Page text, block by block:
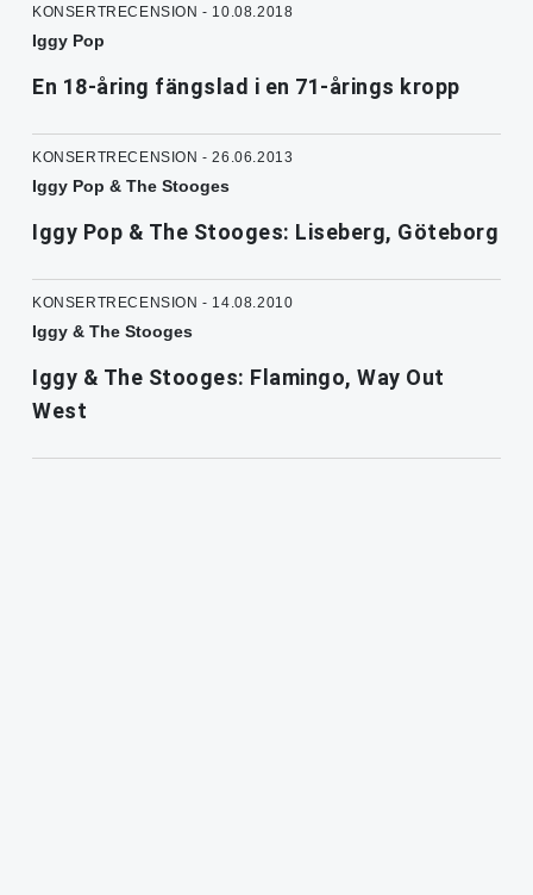
KONSERTRECENSION - 10.08.2018
Iggy Pop
En 18-åring fängslad i en 71-årings kropp
KONSERTRECENSION - 26.06.2013
Iggy Pop & The Stooges
Iggy Pop & The Stooges: Liseberg, Göteborg
KONSERTRECENSION - 14.08.2010
Iggy & The Stooges
Iggy & The Stooges: Flamingo, Way Out
West